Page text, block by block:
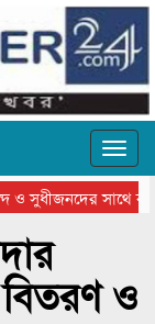
সুধীজনদের সাথে
ফেডারেশানের
ও